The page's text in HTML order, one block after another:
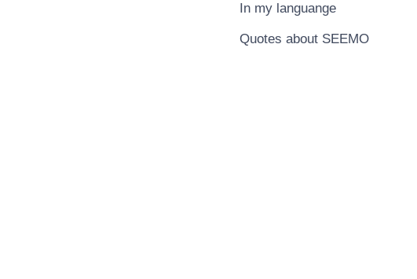
In my languange
Quotes about SEEMO